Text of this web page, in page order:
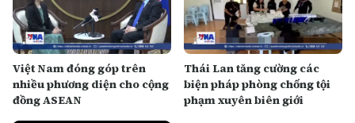
Việt Nam đóng góp trên
nhiều phương diện cho cộng
đồng ASEAN
Thái Lan tăng cường các
biện pháp phòng chống tội
phạm xuyên biên giới